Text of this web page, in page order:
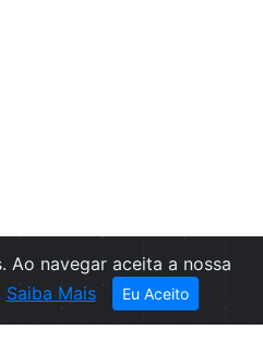
Ao navegar aceita a nossa
Saiba Mais Eu Aceito